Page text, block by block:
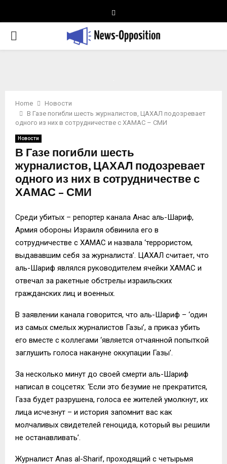
PRIMARY
Home
Новости
В Газе погибли шесть журналистов, ЦАХАЛ подозревает
одного из них в сотрудничестве с ХАМАС – СМИ
Новости
В Газе погибли шесть
журналистов, ЦАХАЛ подозревает
одного из них в сотрудничестве с
ХАМАС – СМИ
Среди убитых – репортер канала Анас аль-Шариф,
Армия обороны Израиля обвинила его в
сотрудничестве с ХАМАС и назвала ‘террористом,
выдававшим себя за журналиста’. ЦАХАЛ считает, что
аль-Шариф являлся руководителем ячейки ХАМАС и
отвечал за ракетные обстрелы израильских
гражданских лиц и военных.
В заявлении канала говорится, что аль-Шариф – ‘один
из самых смелых журналистов Газы’, а приказ убить
его вместе с коллегами ‘является отчаянной попыткой
заглушить голоса накануне оккупации Газы’.
За несколько минут до своей смерти аль-Шариф
написал в соцсетях: ‘Если это безумие не прекратится,
Газа будет разрушена, голоса ее жителей умолкнут, их
лица исчезнут – и история запомнит вас как
молчаливых свидетелей геноцида, который вы решили
не останавливать’.
Журналист Anas al-Sharif, проходящий с четырьмя